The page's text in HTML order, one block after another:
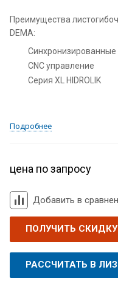
Преимущества
DEMA:
Синхронизированные
CNC управление
Серия XL HIDROLIK
Подробнее
цена по запросу
Добавить в
ПОЛУЧИТЬ СКИДКУ
РАССЧИТАТЬ В